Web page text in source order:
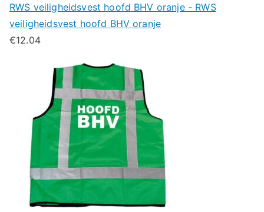
RWS veiligheidsvest hoofd BHV oranje - RWS
veiligheidsvest hoofd BHV oranje
€12.04